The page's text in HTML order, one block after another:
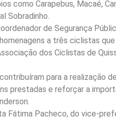
como Carapebus, Macaé,
Sobradinho.
de Segurança
a três ciclistas
dos Ciclistas de
para a realização
prestadas e reforçar a
Fátima Pacheco, do vice-